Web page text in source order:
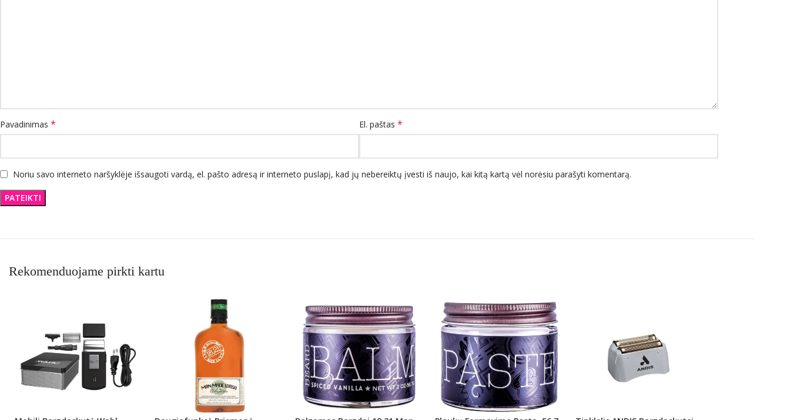
Pavadinimas * El. paštas *
Noriu savo interneto naršyklėje išsaugoti vardą, el. pašto adresą ir interneto puslapį, kad jų nebereiktų įvesti iš naujo, kai kitą kartą vėl norėsiu parašyti komentarą.
Rekomenduojame pirkti kartu